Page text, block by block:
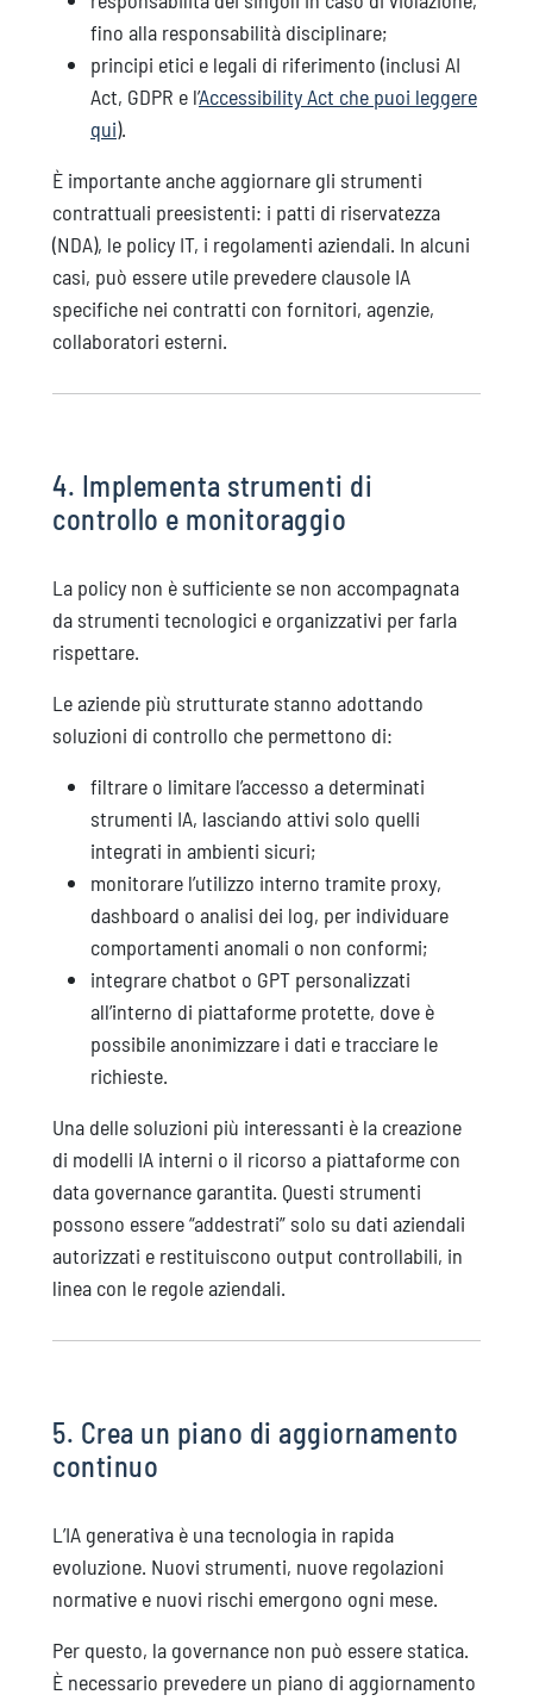
fino alla responsabilità disciplinare;
principi etici e legali di riferimento (inclusi AI
Act, GDPR e l’Accessibility Act che puoi leggere
qui).
È importante anche aggiornare gli strumenti
contrattuali preesistenti: i patti di riservatezza
(NDA), le policy IT, i regolamenti aziendali. In alcuni
casi, può essere utile prevedere clausole IA
specifiche nei contratti con fornitori, agenzie,
collaboratori esterni.
4. Implementa strumenti di
controllo e monitoraggio
La policy non è sufficiente se non accompagnata
da strumenti tecnologici e organizzativi per farla
rispettare.
Le aziende più strutturate stanno adottando
soluzioni di controllo che permettono di:
filtrare o limitare l’accesso a determinati
strumenti IA, lasciando attivi solo quelli
integrati in ambienti sicuri;
monitorare l’utilizzo interno tramite proxy,
dashboard o analisi dei log, per individuare
comportamenti anomali o non conformi;
integrare chatbot o GPT personalizzati
all’interno di piattaforme protette, dove è
possibile anonimizzare i dati e tracciare le
richieste.
Una delle soluzioni più interessanti è la creazione
di modelli IA interni o il ricorso a piattaforme con
data governance garantita. Questi strumenti
possono essere “addestrati” solo su dati aziendali
autorizzati e restituiscono output controllabili, in
linea con le regole aziendali.
5. Crea un piano di aggiornamento
continuo
L’IA generativa è una tecnologia in rapida
evoluzione. Nuovi strumenti, nuove regolazioni
normative e nuovi rischi emergono ogni mese.
Per questo, la governance non può essere statica.
È necessario prevedere un piano di aggiornamento